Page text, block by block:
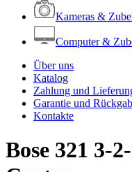
Kameras &
Computer &
Über uns
Katalog
Zahlung und
Garantie und
Kontakte
Bose 321 3-